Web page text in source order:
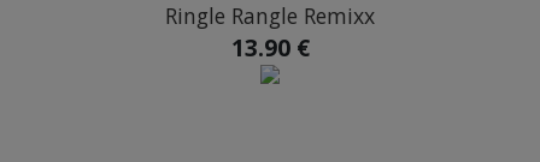
Ringle Rangle Remixx
13.90 €